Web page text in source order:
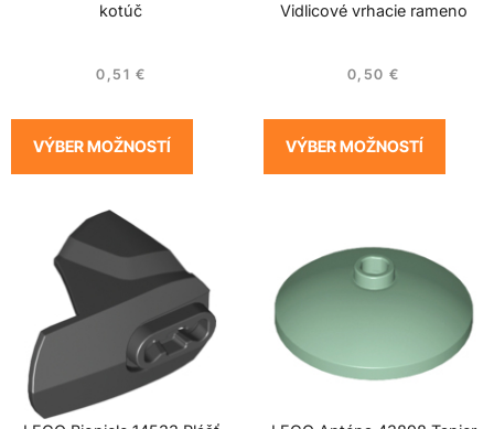
kotúč
0,51 €
VÝBER MOŽNOSTÍ
Vidlicové vrhacie rameno
0,50 €
VÝBER MOŽNOSTÍ